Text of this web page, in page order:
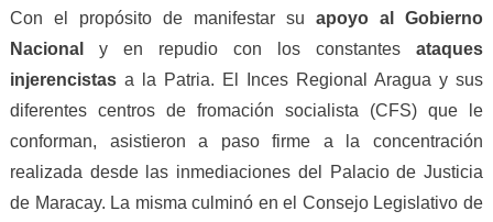
Con el propósito de manifestar suapoyo al Gobierno
Nacional
y en repudio con los constantesataques
injerencistasa la Patria. El Inces Regional Aragua y sus
diferentes centros de fromación socialista (CFS) que le
conforman, asistieron a paso firme a la concentración
realizada desde las inmediaciones del Palacio de Justicia
de Maracay. La misma culminó en el Consejo Legislativo de